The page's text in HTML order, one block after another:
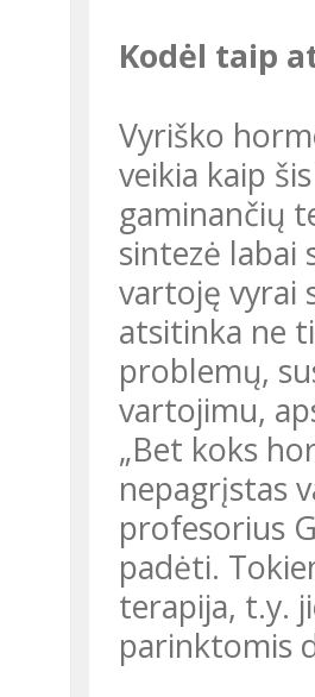
Kodėl taip
Vyriško hormono testosterono ar vadinamųjų anabolikų, kurie
veikia kaip
gaminančių
sintezė labai
vartoję vyrai
atsitinka ne
problemų,
vartojimu,
„Bet koks hormonų, kaip ir bet kurių kitų cheminių medžiagų,
nepagrįstas
profesorius
padėti.
terapija, t.y.
parinktomis